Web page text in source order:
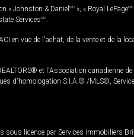
« Johnston & Daniel MD », « Royal LePageMD
ServicesMD
en vue de l'achat, de la vente et de la
et l'Association canadienne
d'homologation S.I.A.® /MLS®,
sous licence par Services immobiliers